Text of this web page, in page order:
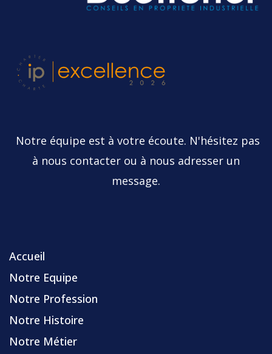
Notre équipe est à votre écoute. N'hésitez pas
à nous contacter ou à nous adresser un
message.
Accueil
Notre Equipe
Notre Profession
Notre Histoire
Notre Métier